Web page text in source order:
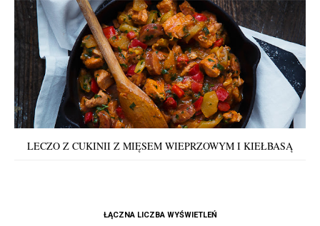
LECZO Z CUKINII Z MIĘSEM WIEPRZOWYM I KIEŁBASĄ
ŁĄCZNA LICZBA WYŚWIETLEŃ